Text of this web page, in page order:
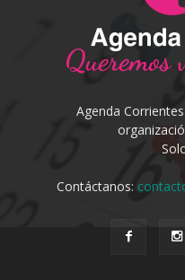
Agenda
Contáctanos: